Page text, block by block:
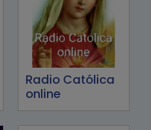
Radio Católica
online